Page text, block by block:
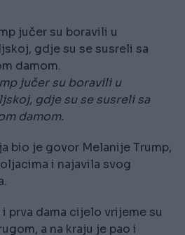
jučer su boravili u
gdje su se susreli sa
damom.
jučer su boravili u
gdje su se susreli sa
damom.
bio je govor Melanije Trump,
i najavila svog
prva dama cijelo vrijeme su
a na kraju je pao i